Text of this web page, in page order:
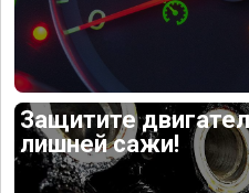
Защитите
лишней сажи!